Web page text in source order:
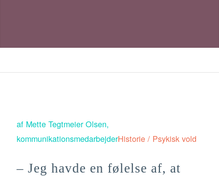
af Mette Tegtmeier Olsen,
kommunikationsmedarbejderHistorie / Psykisk vold
– Jeg havde en følelse af, at